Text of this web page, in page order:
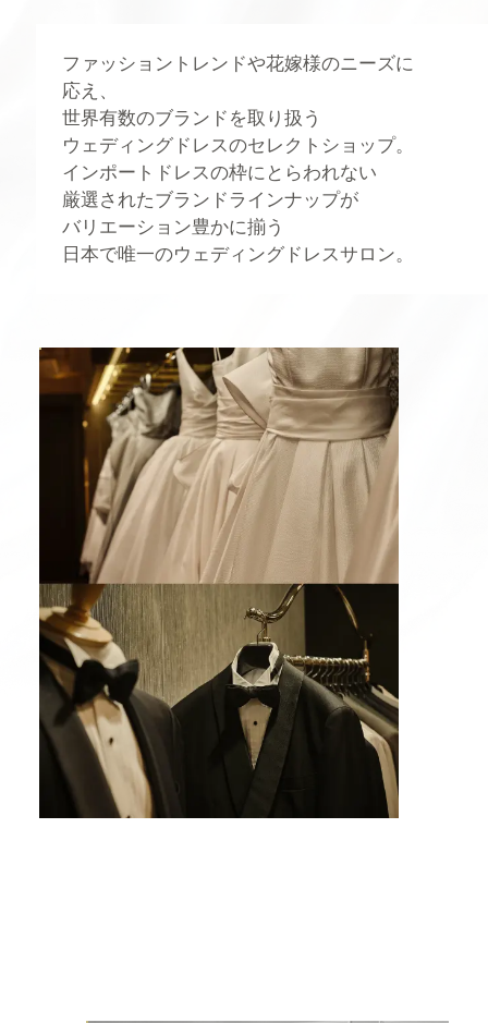
ファッショントレンドや花嫁様のニーズに
応え、
世界有数のブランドを取り扱う
ウェディングドレスのセレクトショップ。
インポートドレスの枠にとらわれない
厳選されたブランドラインナップが
バリエーション豊かに揃う
日本で唯一のウェディングドレスサロン。